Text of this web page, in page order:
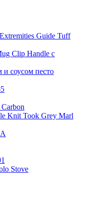
Guide Tuff
Clip Handle с
и соусом песто
Knit Took Grey Marl
Stove